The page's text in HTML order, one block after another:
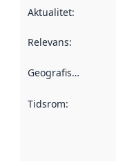
Aktualitet:
Relevans:
Geografisk område
Tidsrom: